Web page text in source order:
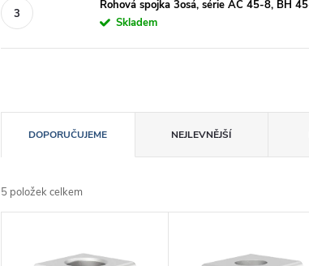
Rohová spojka 3osá, série AC 45-8, BH
Skladem
a
z
DOPORUČUJEME NEJLEVNĚJŠÍ
5 položek celkem